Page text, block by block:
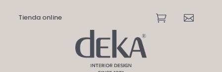
Tienda online  